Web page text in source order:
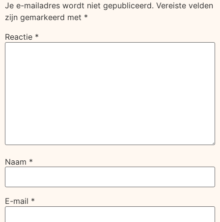
Je e-mailadres wordt niet gepubliceerd. Vereiste velden
zijn gemarkeerd met *
Reactie *
Naam *
E-mail *